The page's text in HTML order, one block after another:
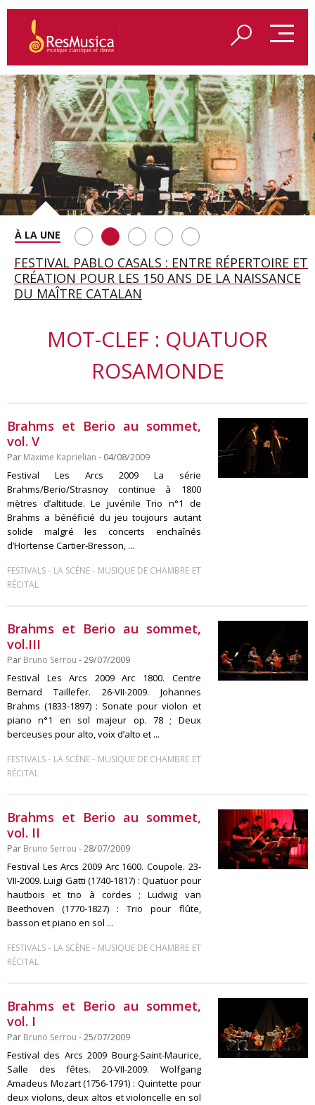
SAINT FRANÇOIS D’ASSISE À SALZBOURG, UNE
SOIRÉE IMMENSE PORTÉE PAR ROMEO
CASTELLUCCI ET MAXIME PASCAL
FESTIVAL PABLO CASALS : ENTRE RÉPERTOIRE ET
CRÉATION POUR LES 150 ANS DE LA NAISSANCE
DU MAÎTRE CATALAN
A BAYREUTH, LE 150E ANNIVERSAIRE DU RING
WAGNÉRIEN GÉNÉRÉ PAR L’IA
BETSY JOLAS FÊTE SON CENTIÈME
ANNIVERSAIRE
GEORGE BENJAMIN : « MES PARENTS AVAIENT
CETTE EXIGENCE DE L’OBJET CISELÉ »
MOT-CLEF : QUATUOR
ROSAMONDE
Brahms et Berio au sommet,
vol. V
Par Maxime Kaprielian - 04/08/2009
Festival Les Arcs 2009 La série
Brahms/Berio/Strasnoy continue à 1800
mètres d’altitude. Le juvénile Trio n°1 de
Brahms a bénéficié du jeu toujours autant
solide malgré les concerts enchaînés
d’Hortense Cartier-Bresson, ...
FESTIVALS- LA SCÈNE- MUSIQUE DE CHAMBRE ET
RÉCITAL
Brahms et Berio au sommet,
vol.III
Par Bruno Serrou - 29/07/2009
Festival Les Arcs 2009 Arc 1800. Centre
Bernard Taillefer. 26-VII-2009. Johannes
Brahms (1833-1897) : Sonate pour violon et
piano n°1 en sol majeur op. 78 ; Deux
berceuses pour alto, voix d’alto et ...
FESTIVALS- LA SCÈNE- MUSIQUE DE CHAMBRE ET
RÉCITAL
Brahms et Berio au sommet,
vol. II
Par Bruno Serrou - 28/07/2009
Festival Les Arcs 2009 Arc 1600. Coupole. 23-
VII-2009. Luigi Gatti (1740-1817) : Quatuor pour
hautbois et trio à cordes ; Ludwig van
Beethoven (1770-1827) : Trio pour flûte,
basson et piano en sol ...
FESTIVALS- LA SCÈNE- MUSIQUE DE CHAMBRE ET
RÉCITAL
Brahms et Berio au sommet,
vol. I
Par Bruno Serrou - 25/07/2009
Festival des Arcs 2009 Bourg-Saint-Maurice,
Salle des fêtes. 20-VII-2009. Wolfgang
Amadeus Mozart (1756-1791) : Quintette pour
deux violons, deux altos et violoncelle en sol